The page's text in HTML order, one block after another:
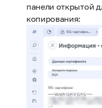
панели открытой
копирования: